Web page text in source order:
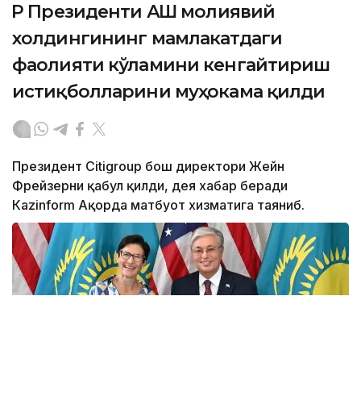
ҚР Президенти АҚШ молиявий
холдингининг мамлакатдаги
фаолияти кўламини кенгайтириш
истиқболларини муҳокама қилди
Президент Citigroup бош директори Жейн
Фрейзерни қабул қилди, дея хабар беради
Кazinform Ақорда матбуот хизматига таяниб.